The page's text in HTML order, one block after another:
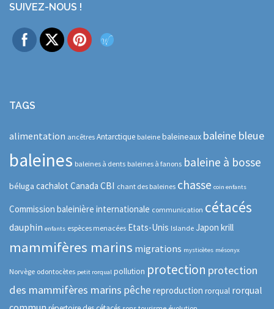
SUIVEZ-NOUS !
TAGS
alimentation ancêtres Antarctique baleine baleineaux baleine bleue
baleines baleines à dents baleines à fanons baleine à bosse
béluga cachalot Canada CBI chant des baleines chasse coin enfants
Commission baleinière internationale communication cétacés
dauphin enfants espèces menacées Etats-Unis Islande Japon krill
mammifères marins migrations mysticètes mésonyx
Norvège odontocètes petit rorqual pollution protection protection
des mammifères marins pêche reproduction rorqual rorqual